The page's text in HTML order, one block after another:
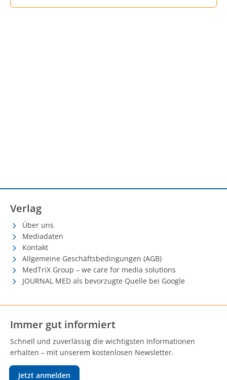
Verlag
Über uns
Mediadaten
Kontakt
Allgemeine Geschäftsbedingungen (AGB)
MedTriX Group – we care for media solutions
JOURNAL MED als bevorzugte Quelle bei Google
Immer gut informiert
Schnell und zuverlässig die wichtigsten Informationen
erhalten – mit unserem kostenlosen Newsletter.
Jetzt anmelden